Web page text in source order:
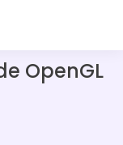
OpenGL